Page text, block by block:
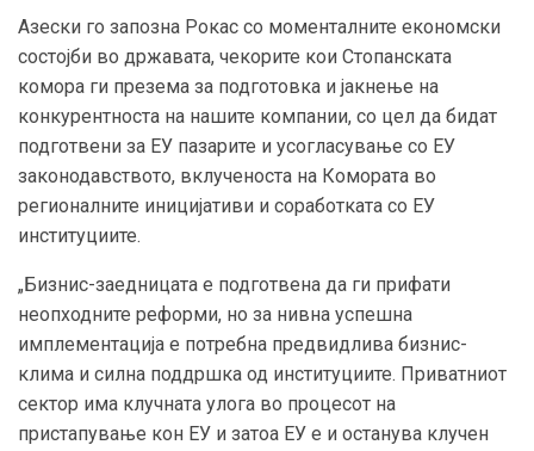
Азески го запозна Рокас со моменталните економски
состојби во државата, чекорите кои Стопанската
комора ги презема за подготовка и јакнење на
конкурентноста на нашите компании, со цел да бидат
подготвени за ЕУ пазарите и усогласување со ЕУ
законодавството, вклученоста на Комората во
регионалните иницијативи и соработката со ЕУ
институциите.
„Бизнис-заедницата е подготвена да ги прифати
неопходните реформи, но за нивна успешна
имплементација е потребна предвидлива бизнис-
клима и силна поддршка од институциите. Приватниот
сектор има клучната улога во процесот на
пристапување кон ЕУ и затоа ЕУ е и останува клучен